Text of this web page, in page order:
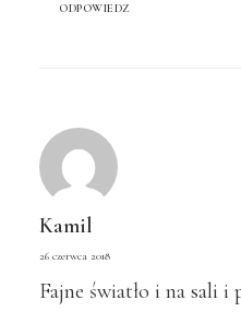
ODPOWIEDZ
Kamil
26 czerwca 2018
Fajne światło i na sali i